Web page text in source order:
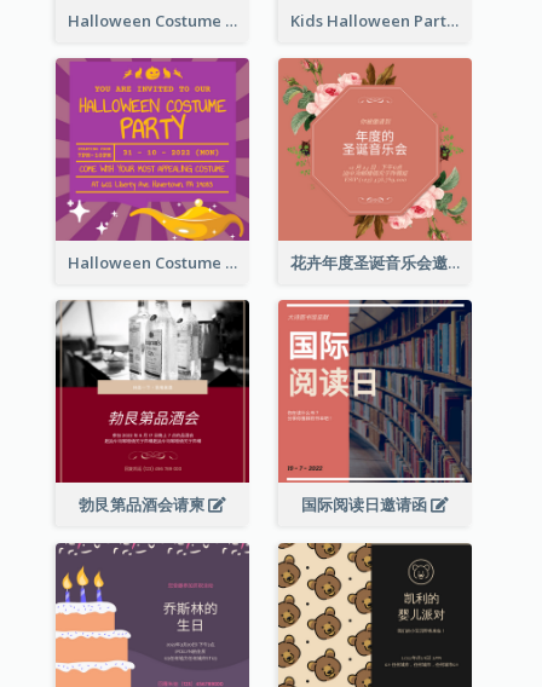
Halloween Costume Party Invitation Kids Halloween Party Invitation
Halloween Costume Party Invitation 花卉年度圣诞音乐会邀请函
勃艮第品酒会请柬 国际阅读日邀请函